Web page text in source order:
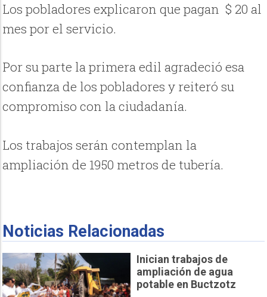
Los pobladores explicaron que pagan $ 20 al
mes por el servicio.
Por su parte la primera edil agradeció esa
confianza de los pobladores y reiteró su
compromiso con la ciudadanía.
Los trabajos serán contemplan la
ampliación de 1950 metros de tubería.
Noticias Relacionadas
Inician trabajos de
ampliación de agua